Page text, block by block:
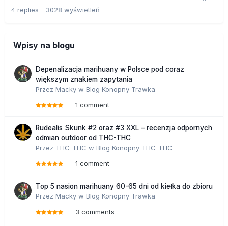
4 replies 3028 wyświetleń
Wpisy na blogu
Depenalizacja marihuany w Polsce pod coraz
większym znakiem zapytania
Przez Macky w Blog Konopny Trawka
1 comment
Rudealis Skunk #2 oraz #3 XXL – recenzja odpornych
odmian outdoor od THC-THC
Przez THC-THC w Blog Konopny THC-THC
1 comment
Top 5 nasion marihuany 60-65 dni od kiełka do zbioru
Przez Macky w Blog Konopny Trawka
3 comments